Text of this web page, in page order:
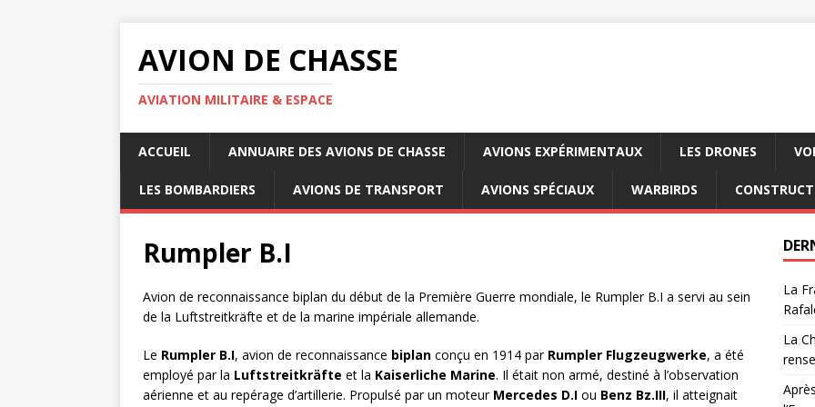
AVION DE CHASSE
AVIATION MILITAIRE & ESPACE
ACCUEIL ANNUAIRE DES AVIONS DE CHASSE AVIONS EXPÉRIMENTAUX LES DRONES
LES BOMBARDIERS AVIONS DE TRANSPORT AVIONS SPÉCIAUX WARBIRDS
Rumpler B.I
Avion de reconnaissance biplan du début de la Première Guerre mondiale, le Rumpler B.I a servi au sein
de la Luftstreitkräfte et de la marine impériale allemande.
Le Rumpler B.I, avion de reconnaissance biplan conçu en 1914 par Rumpler Flugzeugwerke, a été
employé par la Luftstreitkräfte et la Kaiserliche Marine. Il était non armé, destiné à l’observation
aérienne et au repérage d’artillerie. Propulsé par un moteur Mercedes D.I ou Benz Bz.III, il atteignait
La
La